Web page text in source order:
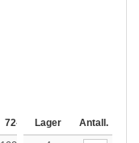
72-143 144-287
Lager Antall.